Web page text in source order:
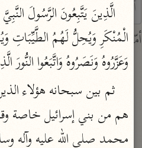
characters for results.
أمّهات
جامع البيان
نحو ٢٨ مجلدًا
تفسير القرآن العظيم
ابن كثير (٧٧٤ هـ)
وَعَزَّرُوهُ وَنَصَرُوهُ وَاتَّبَعُوا النُّورَ